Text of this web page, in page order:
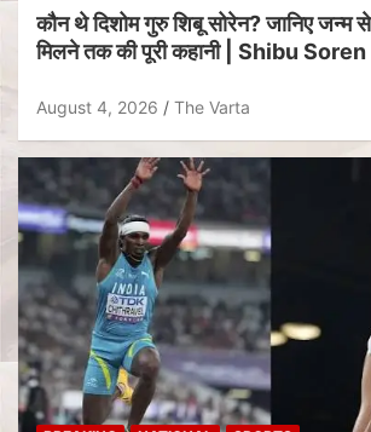
कौन थे दिशोम गुरु शिबू सोरेन? जानिए
मिलने तक की पूरी कहानी | Shibu
August 4, 2026 The Varta